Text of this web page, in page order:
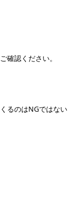
確認ください。
るのはNGではない